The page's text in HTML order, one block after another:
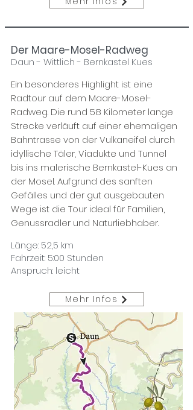
Der Maare-Mosel-Radweg
Daun - Wittlich - Bernkastel Kues
Ein besonderes Highlight ist eine
Radtour auf dem Maare-Mosel-
Radweg. Die rund 58 Kilometer lange
Strecke verläuft auf einer ehemaligen
Bahntrasse von der Vulkaneifel durch
idyllische Täler, Viadukte und Tunnel
bis ins malerische Bernkastel-Kues an
der Mosel. Aufgrund des sanften
Gefälles und der gut ausgebauten
Wege ist die Tour ideal für Familien,
Genussradler und Naturliebhaber.
Länge: 52,5 km
Fahrzeit: 5:00 Stunden
Anspruch: leicht
Mehr Infos